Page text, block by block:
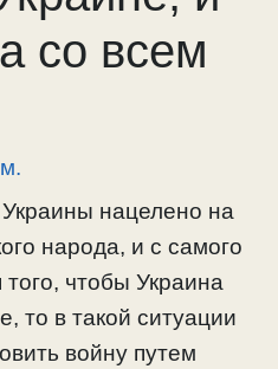
со всем
Украины нацелено на
народа, и с самого
чтобы Украина
то в такой ситуации
войну путем